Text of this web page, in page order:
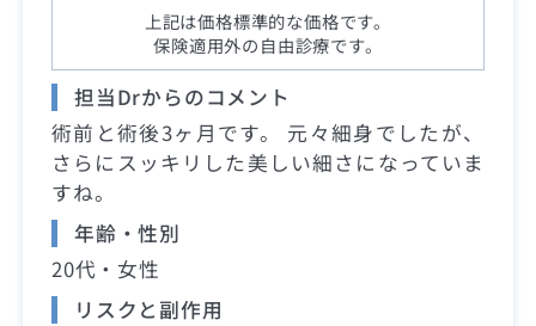
上記は価格標準的な価格です。
保険適用外の自由診療です。
担当Drからのコメント
術前と術後3ヶ月です。 元々細身でしたが、
さらにスッキリした美しい細さになっていま
すね。
年齢・性別
20代・女性
リスクと副作用